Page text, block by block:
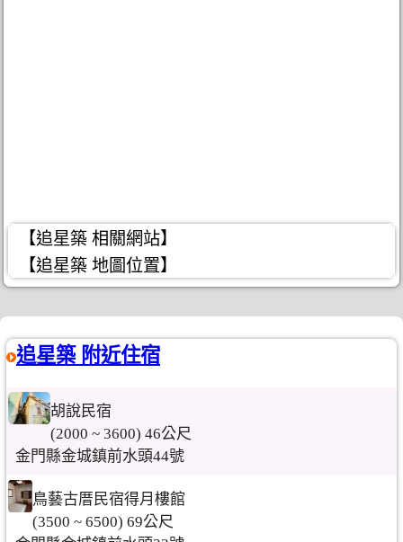
【追星築 相關網站】
【追星築 地圖位置】
追星築 附近住宿
胡說民宿
(2000 ~ 3600) 46公尺
金門縣金城鎮前水頭44號
鳥藝古厝民宿得月樓館
(3500 ~ 6500) 69公尺